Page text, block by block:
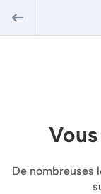
De nombreuses